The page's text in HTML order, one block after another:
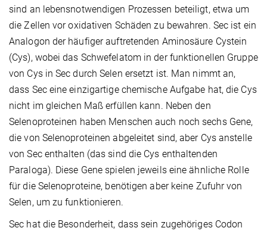
sind an lebensnotwendigen Prozessen beteiligt, etwa um
die Zellen vor oxidativen Schäden zu bewahren. Sec ist ein
Analogon der häufiger auftretenden Aminosäure Cystein
(Cys), wobei das Schwefelatom in der funktionellen Gruppe
von Cys in Sec durch Selen ersetzt ist. Man nimmt an,
dass Sec eine einzigartige chemische Aufgabe hat, die Cys
nicht im gleichen Maß erfüllen kann. Neben den
Selenoproteinen haben Menschen auch noch sechs Gene,
die von Selenoproteinen abgeleitet sind, aber Cys anstelle
von Sec enthalten (das sind die Cys enthaltenden
Paraloga). Diese Gene spielen jeweils eine ähnliche Rolle
für die Selenoproteine, benötigen aber keine Zufuhr von
Selen, um zu funktionieren.
Sec hat die Besonderheit, dass sein zugehöriges Codon